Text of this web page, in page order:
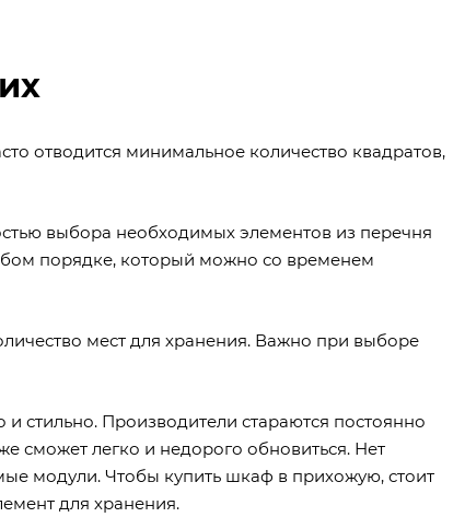
отводится минимальное количество квадратов,
выбора необходимых элементов из перечня
порядке, который можно со временем
мест для хранения. Важно при выборе
стильно. Производители стараются постоянно
сможет легко и недорого обновиться. Нет
модули. Чтобы купить шкаф в прихожую, стоит
для хранения.